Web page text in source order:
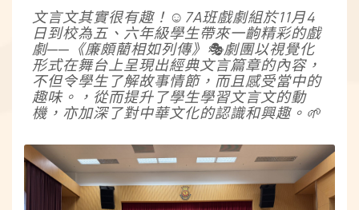
文言文其實很有趣！ ☺️ 7A班戲劇組於11月4
日到校為五、六年級學生帶來一齣精彩的戲
劇── 《廉頗藺相如列傳》 🎭劇團以視覺化
形式在舞台上呈現出經典文言篇章的內容，
不但令學生了解故事情節，而且感受當中的
趣味。，從而提升了學生學習文言文的動
機，亦加深了對中華文化的認識和興趣。 🌱